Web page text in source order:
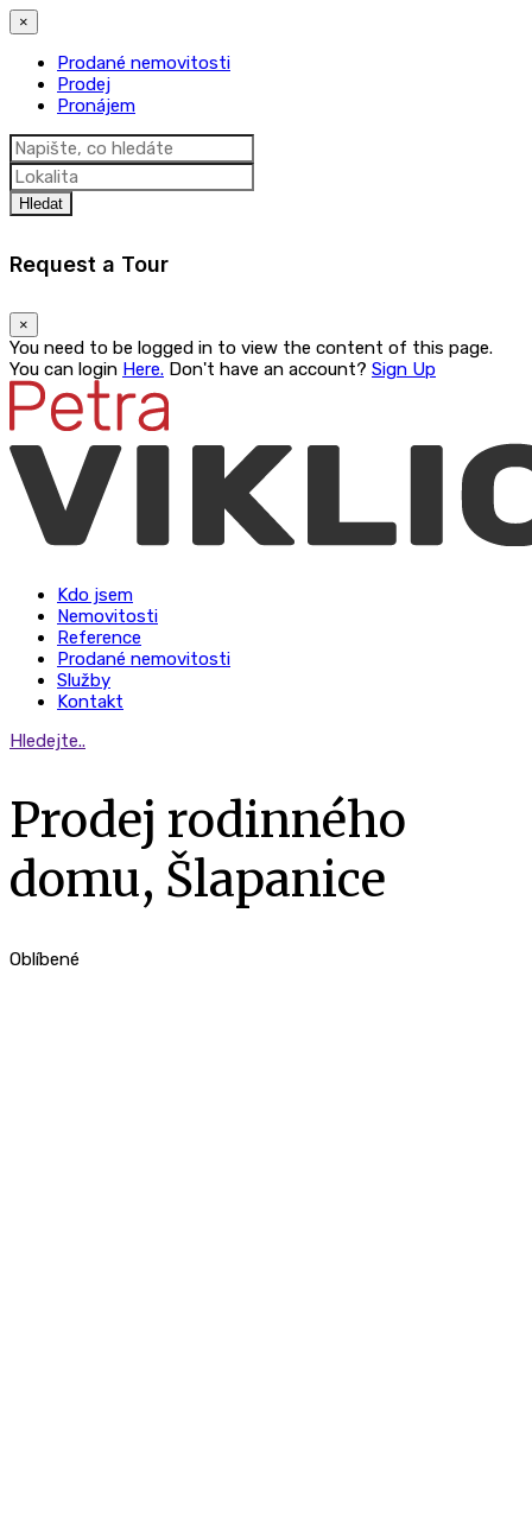
×
Prodané nemovitosti
Prodej
Pronájem
Hledat
Request a Tour
×
You need to be logged in to view the content of this page.
You can login Here. Don't have an account? Sign Up
Kdo jsem
Nemovitosti
Reference
Prodané nemovitosti
Služby
Kontakt
Hledejte..
Prodej rodinného
domu, Šlapanice
Oblíbené